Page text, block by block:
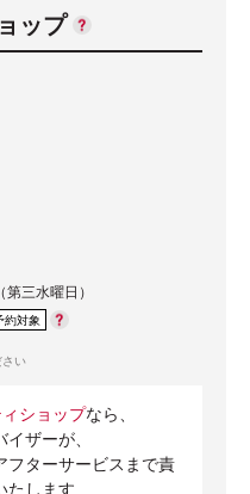
ップ
三水曜日）
約対象
い
ショップなら、
ザーが、
フターサービスまで責
たします